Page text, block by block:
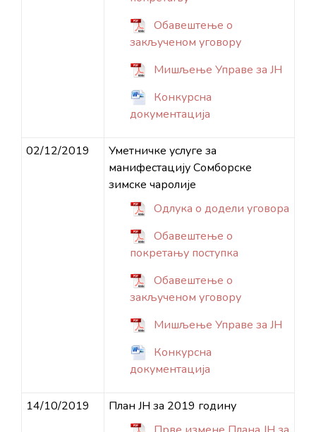
Обавештење о
закљученом уговору
Мишљење Управе за ЈН
Конкурсна
документација
02/12/2019
Уметничке услуге за
манифестацију Сомборске
зимске чаролије
Одлука о додели уговора
Обавештење о
покретању поступка
Обавештење о
закљученом уговору
Мишљење Управе за ЈН
Конкурсна
документација
14/10/2019
План ЈН за 2019 годину